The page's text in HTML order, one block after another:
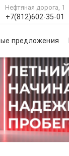
+7(812)602-35-01
Нефтяная дорога, 1
предложения